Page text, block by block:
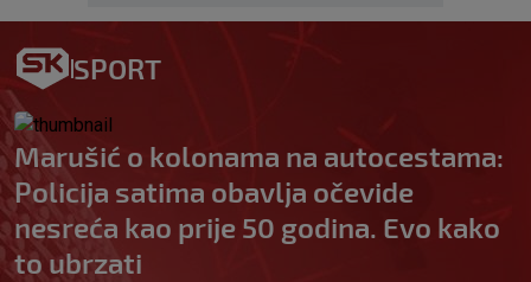
SPORT
Marušić o kolonama na autocestama:
Policija satima obavlja očevide
nesreća kao prije 50 godina. Evo kako
to ubrzati